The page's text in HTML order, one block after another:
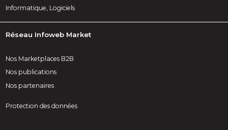
Informatique, Logiciels
Réseau Infoweb Market
Nos Marketplaces B2B
Nos publications
Nos partenaires
Protection des données